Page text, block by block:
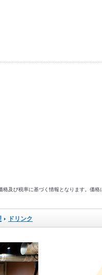
及び税率に基づく情報となります。価格
ドリンク